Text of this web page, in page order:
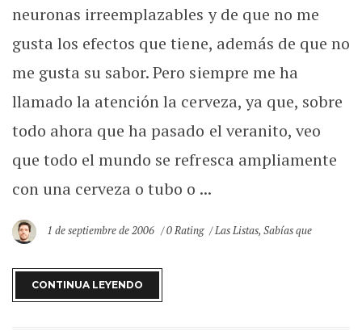
neuronas irreemplazables y de que no me
gusta los efectos que tiene, además de que no
me gusta su sabor. Pero siempre me ha
llamado la atención la cerveza, ya que, sobre
todo ahora que ha pasado el veranito, veo
que todo el mundo se refresca ampliamente
con una cerveza o tubo o ...
1 de septiembre de 2006 0 Rating Las Listas,Sabías que
CONTINUA LEYENDO